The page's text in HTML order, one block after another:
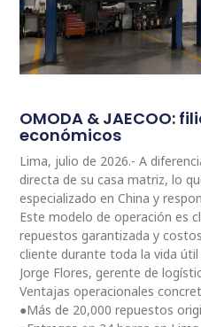
OMODA & JAECOO:
económicos
Lima, julio de 2026.- A
directa de su casa matriz, lo
especializado en China y
Este modelo de operación es
repuestos garantizada y
cliente durante toda la vida
Jorge Flores, gerente de
Ventajas operacionales
●Más de 20,000 repuestos